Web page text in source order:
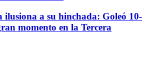
ilusiona a su hinchada: Goleó 10-
momento en la Tercera